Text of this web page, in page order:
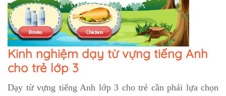
Kinh nghiệm dạy từ vựng tiếng Anh
cho trẻ lớp 3
Dạy từ vựng tiếng Anh lớp 3 cho trẻ cần phải lựa chọn